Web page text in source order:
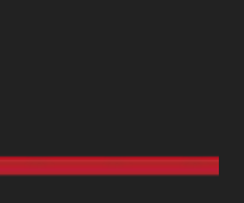
802. 11b/g/n